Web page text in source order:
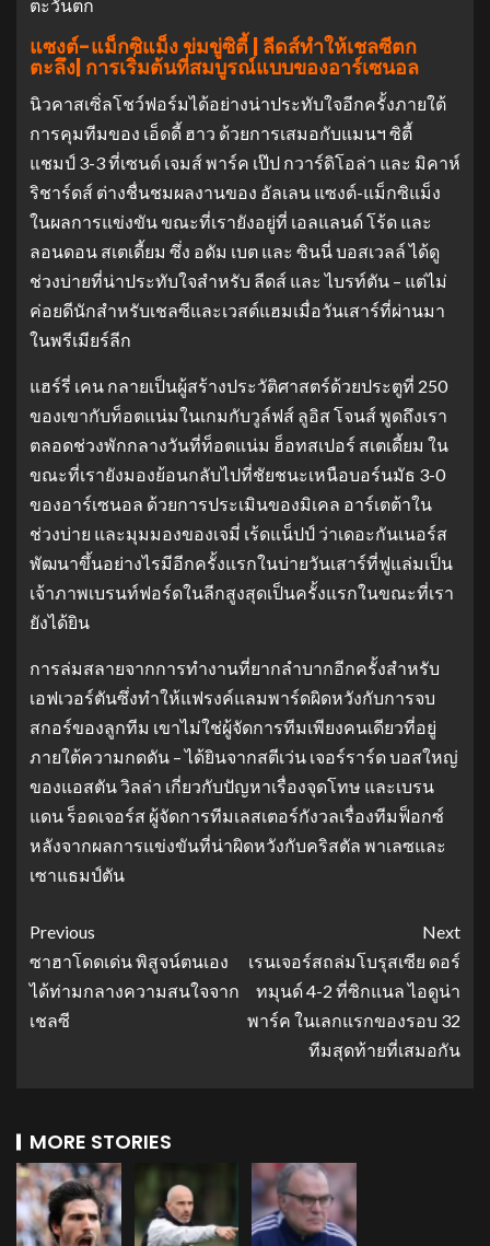
ตะวันตก
แซงต์-แม็กซิแม็ง ข่มขู่ซิตี้ | ลีดส์ทําให้เชลซีตก
ตะลึง| การเริ่มต้นที่สมบูรณ์แบบของอาร์เซนอล
นิวคาสเซิ่ลโชว์ฟอร์มได้อย่างน่าประทับใจอีกครั้งภายใต้
การคุมทีมของ เอ็ดดี้ ฮาว ด้วยการเสมอกับแมนฯ ซิตี้
แชมป์ 3-3 ที่เซนต์ เจมส์ พาร์ค เป๊ป กวาร์ดิโอล่า และ มิคาห์
ริชาร์ดส์ ต่างชื่นชมผลงานของ อัลเลน แซงต์-แม็กซิแม็ง
ในผลการแข่งขัน ขณะที่เรายังอยู่ที่ เอลแลนด์ โร้ด และ
ลอนดอน สเตเดี้ยม ซึ่ง อดัม เบต และ ซินนี่ บอสเวลล์ ได้ดู
ช่วงบ่ายที่น่าประทับใจสําหรับ ลีดส์ และ ไบรท์ตัน – แต่ไม่
ค่อยดีนักสําหรับเชลซีและเวสต์แฮมเมื่อวันเสาร์ที่ผ่านมา
ในพรีเมียร์ลีก
แฮร์รี่ เคน กลายเป็นผู้สร้างประวัติศาสตร์ด้วยประตูที่ 250
ของเขากับท็อตแน่มในเกมกับวูล์ฟส์ ลูอิส โจนส์ พูดถึงเรา
ตลอดช่วงพักกลางวันที่ท็อตแน่ม ฮ็อทสเปอร์ สเตเดี้ยม ใน
ขณะที่เรายังมองย้อนกลับไปที่ชัยชนะเหนือบอร์นมัธ 3-0
ของอาร์เซนอล ด้วยการประเมินของมิเคล อาร์เตต้าใน
ช่วงบ่าย และมุมมองของเจมี่ เร้ดแน็ปป์ ว่าเดอะกันเนอร์ส
พัฒนาขึ้นอย่างไรมีอีกครั้งแรกในบ่ายวันเสาร์ที่ฟูแล่มเป็น
เจ้าภาพเบรนท์ฟอร์ดในลีกสูงสุดเป็นครั้งแรกในขณะที่เรา
ยังได้ยิน
การล่มสลายจากการทํางานที่ยากลําบากอีกครั้งสําหรับ
เอฟเวอร์ตันซึ่งทําให้แฟรงค์แลมพาร์ดผิดหวังกับการจบ
สกอร์ของลูกทีม เขาไม่ใช่ผู้จัดการทีมเพียงคนเดียวที่อยู่
ภายใต้ความกดดัน – ได้ยินจากสตีเว่น เจอร์ราร์ด บอสใหญ่
ของแอสตัน วิลล่า เกี่ยวกับปัญหาเรื่องจุดโทษ และเบรน
แดน ร็อดเจอร์ส ผู้จัดการทีมเลสเตอร์กังวลเรื่องทีมฟ็อกซ์
หลังจากผลการแข่งขันที่น่าผิดหวังกับคริสตัล พาเลซและ
เซาแธมป์ตัน
Previous
ซาฮาโดดเด่น พิสูจน์ตนเอง
ได้ท่ามกลางความสนใจจาก
เชลซี
Next
เรนเจอร์สถล่มโบรุสเซีย ดอร์
ทมุนด์ 4-2 ที่ซิกแนล ไอดูน่า
พาร์ค ในเลกแรกของรอบ 32
ทีมสุดท้ายที่เสมอกัน
MORE STORIES